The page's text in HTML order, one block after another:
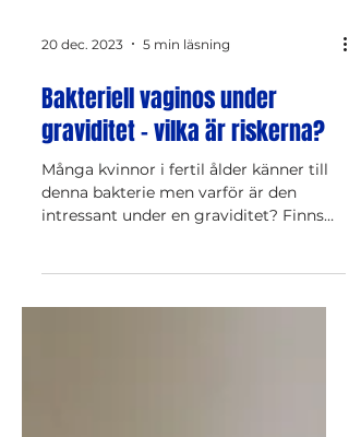
20 dec. 2023 5 min läsning
Bakteriell vaginos under
graviditet - vilka är riskerna?
denna bakterie men varför är den
intressant under en graviditet? Finns